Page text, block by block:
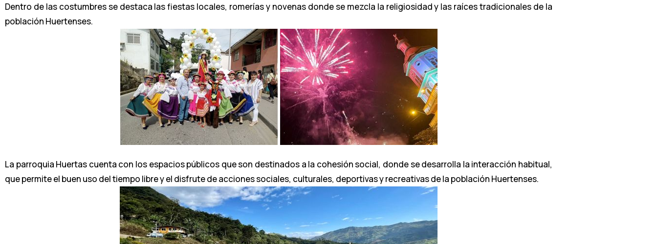
Dentro de las costumbres se destaca las fiestas locales, romerías y novenas donde se mezcla la religiosidad y las raíces tradicionales de la
población Huertenses.
La parroquia Huertas cuenta con los espacios públicos que son destinados a la cohesión social, donde se desarrolla la interacción habitual,
que permite el buen uso del tiempo libre y el disfrute de acciones sociales, culturales, deportivas y recreativas de la población Huertenses.